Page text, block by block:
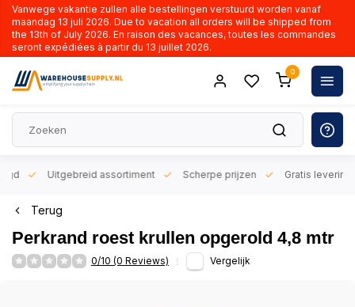
Vanwege vakantie zullen alle bestellingen verstuurd worden vanaf
maandag 13 juli 2026. Due to vacation all orders will be shipped from
the 13th of July 2026. En raison des vacances, toutes les commandes
seront expédiées à partir du 13 juillet 2026.
0
Uitgebreid assortiment Scherpe prijzen Gratis levering
Terug
Perkrand roest krullen opgerold 4,8 mtr
0/10 (0 Reviews) Vergelijk